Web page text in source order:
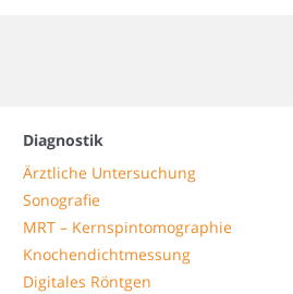
Diagnostik
Ärztliche Untersuchung
Sonografie
MRT – Kernspintomographie
Knochendichtmessung
Digitales Röntgen